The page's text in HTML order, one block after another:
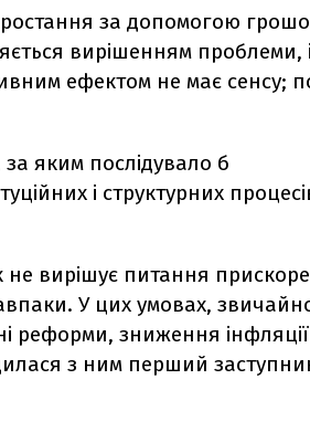
за допомогою
вирішенням проблеми, і
ефектом не має сенсу;
яким послідувало б
і структурних
не вирішує питання
У цих умовах,
реформи, зниження інфляції
з ним перший